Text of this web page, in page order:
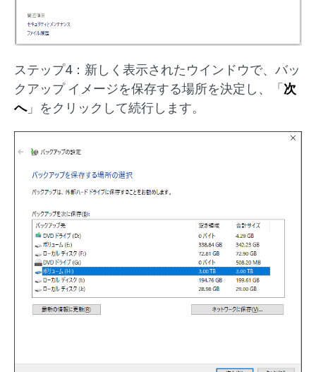
ステップ4：新しく表示されたウインドウで、バッ
クアップ イメージを保存する場所を決定し、「次
へ」をクリックして続行します。